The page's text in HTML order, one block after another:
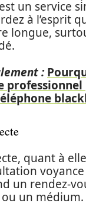
un service
à l’esprit
longue,
:
quant à
un rendez-
un médium.